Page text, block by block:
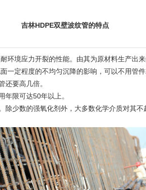
吉林HDPE双壁波纹管的特点
环境应力开裂的性能。由其为原材料生产出
定程度的不均匀沉降的影响，可以不用管件
要高几倍。
年限可达50年以上。
少数的强氧化剂外，大多数化学介质对其